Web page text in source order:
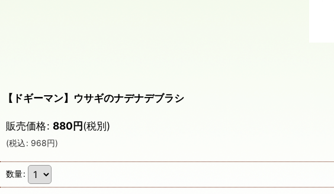
【ドギーマン】ウサギのナデナデブラシ
販売価格: 880円(税別)
(税込: 968円)
数量: